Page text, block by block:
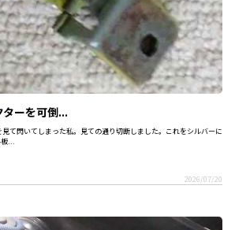
ターを可倒...
て閃いてしまった私。見ての通り切断しました。これをシルバーに
...
2026/07/20